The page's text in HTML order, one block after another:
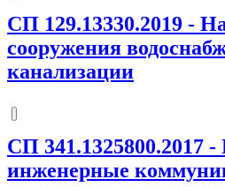
СП 129.13330.2019 -
сооружения
канализации
СП 341.1325800.2017 -
инженерные